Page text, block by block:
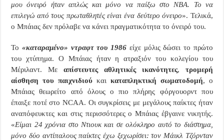
μου όνειρό ήταν απλώς και μόνο να παίξω στο NBA. Το να
επιλεγώ από τους πρωταθλητές είναι ένα δεύτερο όνειρο». Τελικά,
ο Μπάιας δεν πρόλαβε να κάνει πραγματικότητα το όνειρό του.
Το «καταραμένο» ντραφτ του 1986 είχε μόλις δώσει το πρώτο
του χτύπημα. Ο Μπάιας ήταν η ατραξιόν του κολεγίου του
Μέριλαντ. Μεαπίστευτες αθλητικές ικανότητες, τρομερή
αίσθηση του παιχνιδιού και καταπληκτική σωματοδομή, ο
Μπάιας θεωρείτο από όλους ο πιο πλήρης φόργουορντ που
έπαιξε ποτέ στοNCAA. Οι συγκρίσεις με μεγάλους παίκτες ήταν
αναπόφευκτες και στις περισσότερες ο Μπάιας έβγαινε νικητής.
«Είμαι 24 χρόνια στο Ντιουκ και σε ολόκληρο αυτό το διάστημα,
μόνο δύο αντίπαλους παίκτες έχω ξεχωρίσει: τον Μάικλ Τζόρνταν